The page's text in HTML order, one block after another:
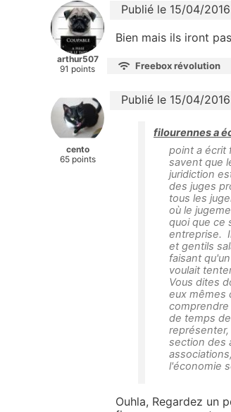
arthur507
91 points
Publié le 15/04/
Bien mais ils iront
Freebox révolution
cento
65 points
Publié le 15/04/
filourennes a
point a écrit
savent que
juridiction
des juges
tous les
où le
quoi que ce
entreprise.
et gentils
faisant
voulait
Vous dites
eux mêmes
de temps
section des
l'économie
Ouhla, Regardez un